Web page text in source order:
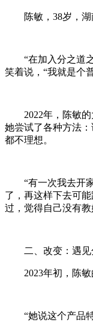
陈敏，38岁，
“在加入分之道
笑着说，“我就是个
2022年，陈敏
她尝试了各种方法
都不理想。
“有一次我去开
了，再这样下去可
过，觉得自己没有教
二、改变：遇
2023年初，陈
“她说这个产品